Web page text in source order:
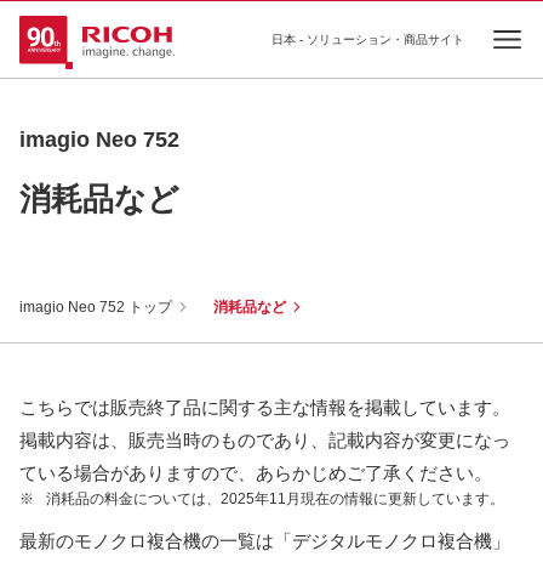
日本 - ソリューション・商品サイト
imagio Neo 752
消耗品など
imagio Neo 752 トップ 消耗品など
こちらでは販売終了品に関する主な情報を掲載しています。
掲載内容は、販売当時のものであり、記載内容が変更になっ
ている場合がありますので、あらかじめご了承ください。
※ 消耗品の料金については、2025年11月現在の情報に更新しています。
最新のモノクロ複合機の一覧は「デジタルモノクロ複合機」